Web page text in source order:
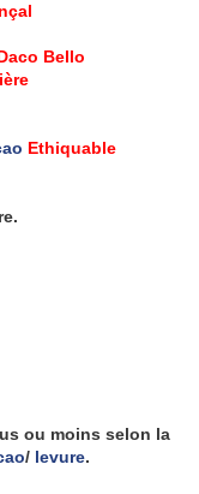
Bello
Ethiquable
ou moins selon la
/ levure.